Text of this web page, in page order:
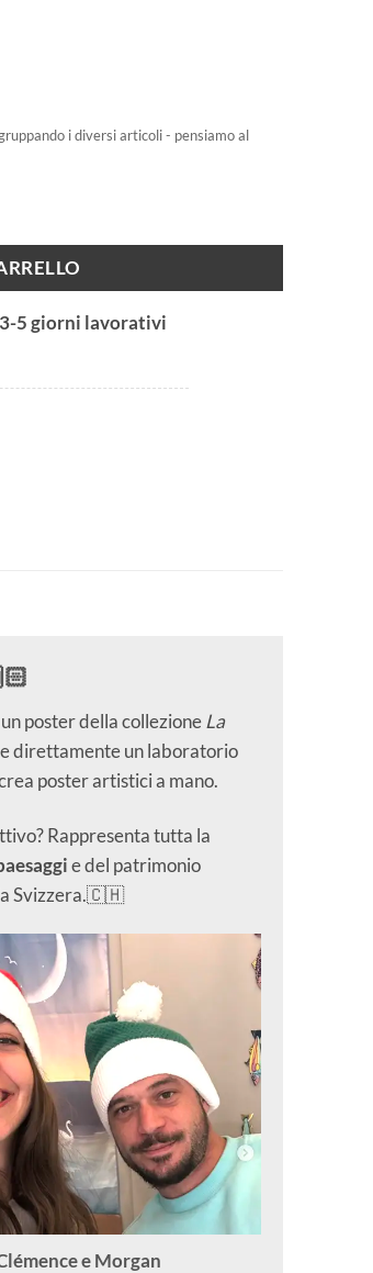
i diversi articoli - pensiamo al
3-5 giorni lavorativi
poster della collezioneLa
direttamente un laboratorio
poster artistici a mano.
Rappresenta tutta la
e del patrimonio
Svizzera.🇨🇭
e Morgan